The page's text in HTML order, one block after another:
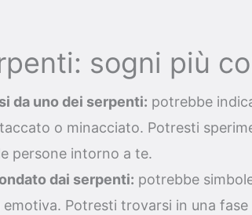
sogni più
da uno dei serpenti: potrebbe
o minacciato. Potresti
persone intorno a te.
dai serpenti: potrebbe
Potresti trovarsi in una